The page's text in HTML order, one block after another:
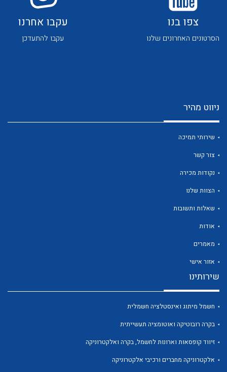
לכל מוצרי היצרן לכל מוצרי היצרן
לכל מוצרי היצרן לכל מוצרי היצרן
לכל מוצרי היצרן
צפו בנו
הסרטונים האחרונים שלנו
עקבו אחרנו
עקבו להתעדכן
ניווט מהיר
שירותי תמיכה
צור קשר
נקודות מכירה
הצוות שלנו
שאלות ותשובות
אודות
מאמרים
אזור אישי
שירותינו
חשמל מיתוג ואינסטלציה חשמלית
בקרה רובוטיקה ואוטומציה תעשייתית
זיווד קופסאות וארונות לחשמל, בקרה ואלקטרוניקה
אלקטרוניקה מחברים ורכיבי אלקטרוניקה